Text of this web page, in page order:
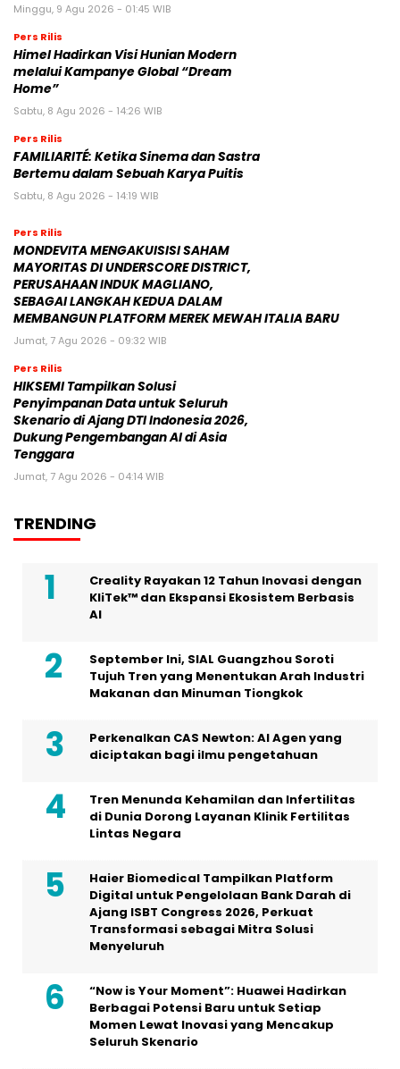
Minggu, 9 Agu 2026 - 01:45 WIB
Pers Rilis
Himel Hadirkan Visi Hunian Modern
melalui Kampanye Global “Dream
Home”
Sabtu, 8 Agu 2026 - 14:26 WIB
Pers Rilis
FAMILIARITÉ: Ketika Sinema dan Sastra
Bertemu dalam Sebuah Karya Puitis
Sabtu, 8 Agu 2026 - 14:19 WIB
Pers Rilis
MONDEVITA MENGAKUISISI SAHAM
MAYORITAS DI UNDERSCORE DISTRICT,
PERUSAHAAN INDUK MAGLIANO,
SEBAGAI LANGKAH KEDUA DALAM
MEMBANGUN PLATFORM MEREK MEWAH ITALIA BARU
Jumat, 7 Agu 2026 - 09:32 WIB
Pers Rilis
HIKSEMI Tampilkan Solusi
Penyimpanan Data untuk Seluruh
Skenario di Ajang DTI Indonesia 2026,
Dukung Pengembangan AI di Asia
Tenggara
Jumat, 7 Agu 2026 - 04:14 WIB
TRENDING
Creality Rayakan 12 Tahun Inovasi dengan
KliTek™ dan Ekspansi Ekosistem Berbasis
AI
September Ini, SIAL Guangzhou Soroti
Tujuh Tren yang Menentukan Arah Industri
Makanan dan Minuman Tiongkok
Perkenalkan CAS Newton: AI Agen yang
diciptakan bagi ilmu pengetahuan
Tren Menunda Kehamilan dan Infertilitas
di Dunia Dorong Layanan Klinik Fertilitas
Lintas Negara
Haier Biomedical Tampilkan Platform
Digital untuk Pengelolaan Bank Darah di
Ajang ISBT Congress 2026, Perkuat
Transformasi sebagai Mitra Solusi
Menyeluruh
“Now is Your Moment”: Huawei Hadirkan
Berbagai Potensi Baru untuk Setiap
Momen Lewat Inovasi yang Mencakup
Seluruh Skenario